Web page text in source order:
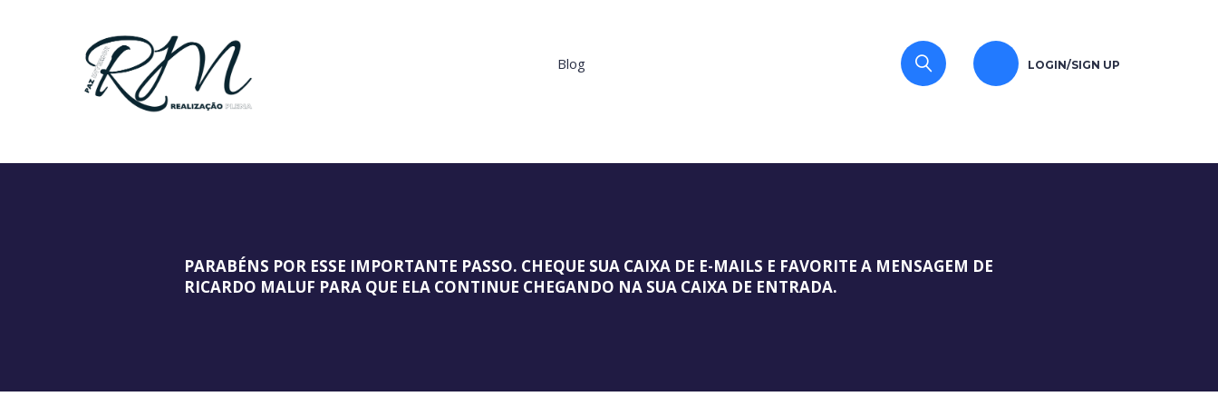
Blog LOGIN/SIGN UP
PARABÉNS POR ESSE IMPORTANTE PASSO. CHEQUE SUA CAIXA DE E-MAILS E FAVORITE A MENSAGEM DE
RICARDO MALUF PARA QUE ELA CONTINUE CHEGANDO NA SUA CAIXA DE ENTRADA.